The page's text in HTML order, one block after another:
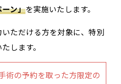
ン」を実施いたします。
ただける方を対象に、特別
します。
術の予約を取った方限定の